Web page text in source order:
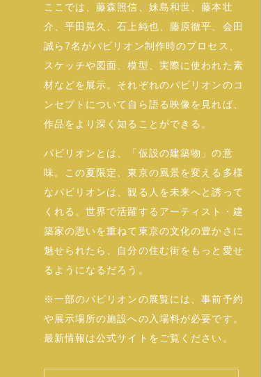
ここでは、藤森照信、妹島和世、藤本壮
介、平田晃久、石上純也、藤原徹平、会田
誠ら7名がパビリオン制作時のプロセス、
スケッチや図面、模型、実際に使われた素
材などを展示。それぞれのパビリオンのコ
ンセプトについて自ら語る映像を見れば、
作品をより深く知ることができる。
パビリオンとは、「仮設の建築物」の意
味。この夏限定、東京の風景を変える多様
なパビリオンは、観る人を未来へと誘って
くれる。世界で活躍するアーティスト・建
築家の思いを重ねて東京の文化の豊かさに
魅せられたら、自分の住む街をもっと愛せ
るようになるだろう。
※一部のパビリオンの展覧には、事前予約
や展示場所の施設への入場料が必要です。
最新情報は公式サイトをご覧ください。